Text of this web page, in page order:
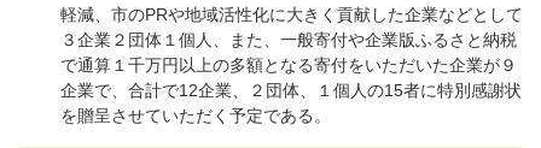
軽減、市のPRや地域活性化に大きく貢献した企業などとして
３企業２団体１個人、また、一般寄付や企業版ふるさと納税
で通算１千万円以上の多額となる寄付をいただいた企業が９
企業で、合計で12企業、２団体、１個人の15者に特別感謝状
を贈呈させていただく予定である。